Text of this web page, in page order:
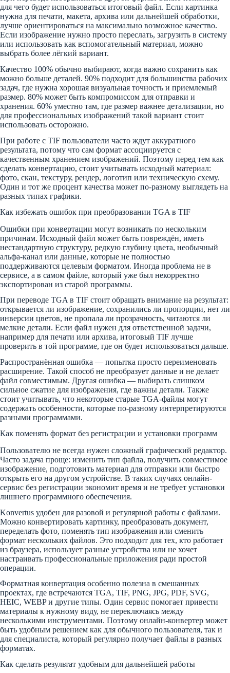
для чего будет использоваться итоговый файл. Если картинка
нужна для печати, макета, архива или дальнейшей обработки,
лучше ориентироваться на максимально возможное качество.
Если изображение нужно просто переслать, загрузить в систему
или использовать как вспомогательный материал, можно
выбрать более лёгкий вариант.
Качество 100% обычно выбирают, когда важно сохранить как
можно больше деталей. 90% подходит для большинства рабочих
задач, где нужна хорошая визуальная точность и приемлемый
размер. 80% может быть компромиссом для отправки и
хранения. 60% уместно там, где размер важнее детализации, но
для профессиональных изображений такой вариант стоит
использовать осторожно.
При работе с TIF пользователи часто ждут аккуратного
результата, потому что сам формат ассоциируется с
качественным хранением изображений. Поэтому перед тем как
сделать конвертацию, стоит учитывать исходный материал:
фото, скан, текстуру, рендер, логотип или техническую схему.
Один и тот же процент качества может по-разному выглядеть на
разных типах графики.
Как избежать ошибок при преобразовании TGA в TIF
Ошибки при конвертации могут возникать по нескольким
причинам. Исходный файл может быть повреждён, иметь
нестандартную структуру, редкую глубину цвета, необычный
альфа-канал или данные, которые не полностью
поддерживаются целевым форматом. Иногда проблема не в
сервисе, а в самом файле, который уже был некорректно
экспортирован из старой программы.
При переводе TGA в TIF стоит обращать внимание на результат:
открывается ли изображение, сохранились ли пропорции, нет ли
инверсии цветов, не пропала ли прозрачность, читаются ли
мелкие детали. Если файл нужен для ответственной задачи,
например для печати или архива, итоговый TIF лучше
проверить в той программе, где он будет использоваться дальше.
Распространённая ошибка — попытка просто переименовать
расширение. Такой способ не преобразует данные и не делает
файл совместимым. Другая ошибка — выбирать слишком
сильное сжатие для изображения, где важны детали. Также
стоит учитывать, что некоторые старые TGA-файлы могут
содержать особенности, которые по-разному интерпретируются
разными программами.
Как поменять формат без регистрации и установки программ
Пользователю не всегда нужен сложный графический редактор.
Часто задача проще: изменить тип файла, получить совместимое
изображение, подготовить материал для отправки или быстро
открыть его на другом устройстве. В таких случаях онлайн-
сервис без регистрации экономит время и не требует установки
лишнего программного обеспечения.
Konvertus удобен для разовой и регулярной работы с файлами.
Можно конвертировать картинку, преобразовать документ,
переделать фото, поменять тип изображения или сменить
формат нескольких файлов. Это подходит для тех, кто работает
из браузера, использует разные устройства или не хочет
настраивать профессиональные приложения ради простой
операции.
Форматная конвертация особенно полезна в смешанных
проектах, где встречаются TGA, TIF, PNG, JPG, PDF, SVG,
HEIC, WEBP и другие типы. Один сервис помогает привести
материалы к нужному виду, не переключаясь между
несколькими инструментами. Поэтому онлайн-конвертер может
быть удобным решением как для обычного пользователя, так и
для специалиста, который регулярно получает файлы в разных
форматах.
Как сделать результат удобным для дальнейшей работы